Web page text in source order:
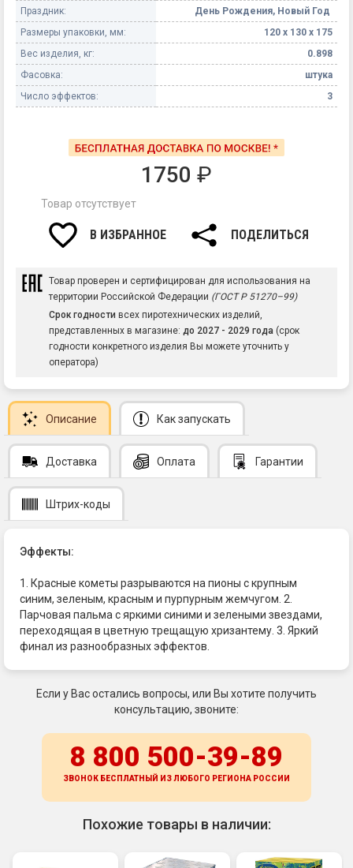
Праздник:
День Рождения, Новый Год
Размеры упаковки, мм:
120 х 130 х 175
Вес изделия, кг:
0.898
Фасовка:
штука
Число эффектов:
3
1750 ₽
Товар отсутствует
В ИЗБРАННОЕ ПОДЕЛИТЬСЯ
Товар проверен и сертифицирован для использования на
территории Российской Федерации (ГОСТ Р 51270–99)
Срок годности всех пиротехнических изделий,
представленных в магазине: до 2027 - 2029 года (срок
годности конкретного изделия Вы можете уточнить у
оператора)
Описание Как запускать
Доставка Оплата Гарантии
Штрих-коды
Эффекты:
1. Красные кометы разрываются на пионы с крупным
синим, зеленым, красным и пурпурным жемчугом. 2.
Парчовая пальма с яркими синими и зелеными звездами,
переходящая в цветную трещащую хризантему. 3. Яркий
финал из разнообразных эффектов.
Если у Вас остались вопросы, или Вы хотите получить
консультацию, звоните:
8 800 500-39-89
ЗВОНОК БЕСПЛАТНЫЙ ИЗ ЛЮБОГО РЕГИОНА РОССИИ
Похожие товары в наличии: